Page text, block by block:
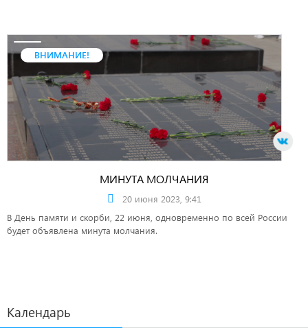
ВНИМАНИЕ!
МИНУТА МОЛЧАНИЯ
20 июня 2023, 9:41
В День памяти и скорби, 22 июня, одновременно по всей России
будет объявлена минута молчания.
Календарь